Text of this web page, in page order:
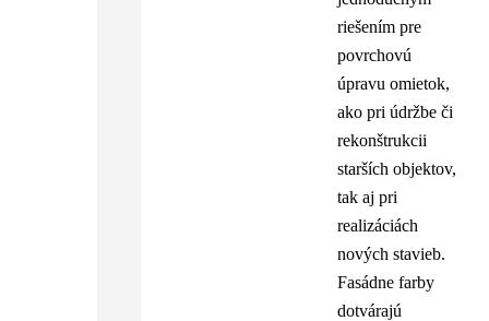
riešením pre
povrchovú
úpravu omietok,
ako pri údržbe či
rekonštrukcii
starších objektov,
tak aj pri
realizáciách
nových stavieb.
Fasádne farby
dotvárajú